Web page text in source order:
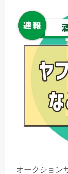
オークション